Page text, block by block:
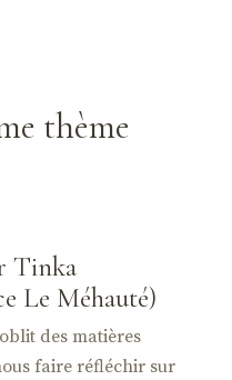
thème
Tinka
Le Méhauté)
des matières
faire réfléchir sur